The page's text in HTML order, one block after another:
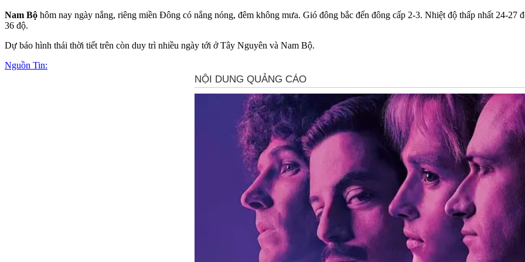
Nam Bộ hôm nay ngày nắng, riêng miền Đông có nắng nóng, đêm không mưa. Gió đông bắc đến đông cấp 2-3. Nhiệt độ thấp nhất 24-
36 độ.
Dự báo hình thái thời tiết trên còn duy trì nhiều ngày tới ở Tây Nguyên và Nam Bộ.
Nguồn Tin: